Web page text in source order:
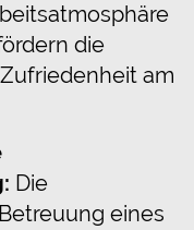
die
am
Die
eines